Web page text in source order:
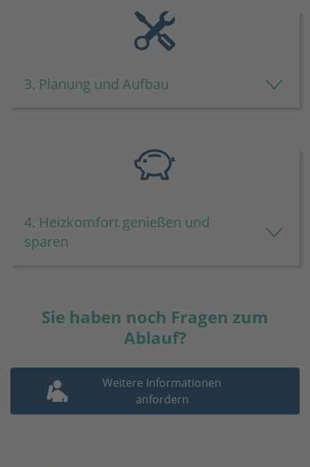
3. Planung und Aufbau
4. Heizkomfort genießen und
sparen
Sie haben noch Fragen zum
Ablauf?
Weitere Informationen
anfordern